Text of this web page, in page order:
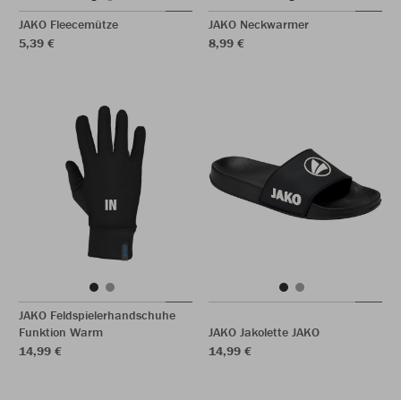
JAKO Fleecemütze
5,39 €
JAKO Neckwarmer
8,99 €
JAKO Feldspielerhandschuhe
Funktion Warm
14,99 €
JAKO Jakolette JAKO
14,99 €